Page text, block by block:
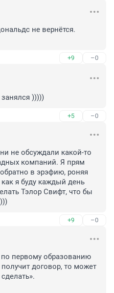
не вернётся.
+9 –0
)))))
+5 –0
не обсуждали какой-то
компаний. Я прям
в эрэфию, роняя
я буду каждый день
Тэлор Свифт, что бы
+9 –0
первому образованию
договор, то может